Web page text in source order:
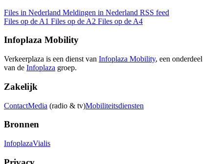
Files in Nederland Meldingen in Nederland RSS feed
Files op de A1 Files op de A2 Files op de A4
Infoplaza Mobility
Verkeerplaza is een dienst van Infoplaza Mobility, een onderdeel
van de Infoplaza groep.
Zakelijk
ContactMedia (radio & tv)Mobiliteitsdiensten
Bronnen
InfoplazaVialis